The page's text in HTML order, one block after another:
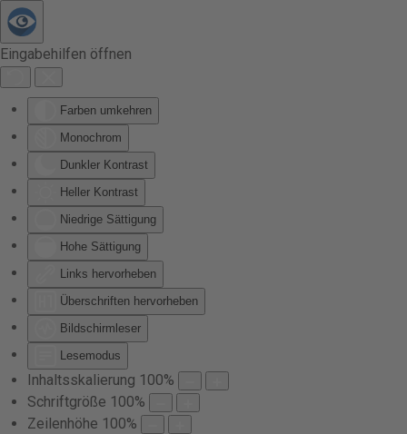
Eingabehilfen öffnen
Farben umkehren
Monochrom
Dunkler Kontrast
Heller Kontrast
Niedrige Sättigung
Hohe Sättigung
Links hervorheben
Überschriften hervorheben
Bildschirmleser
Lesemodus
Inhaltsskalierung 100%
Schriftgröße 100%
Zeilenhöhe 100%
Zum Hauptinhalt springen